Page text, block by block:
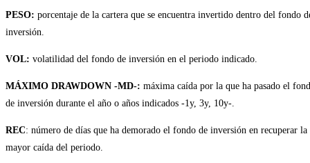
PESO: porcentaje de la cartera que se encuentra invertido dentro del fondo
inversión.
VOL: volatilidad del fondo de inversión en el periodo indicado.
MÁXIMO DRAWDOWN -MD-: máxima caída por la que ha pasado el
de inversión durante el año o años indicados -1y, 3y, 10y-.
REC: número de días que ha demorado el fondo de inversión en recuperar la
mayor caída del periodo.